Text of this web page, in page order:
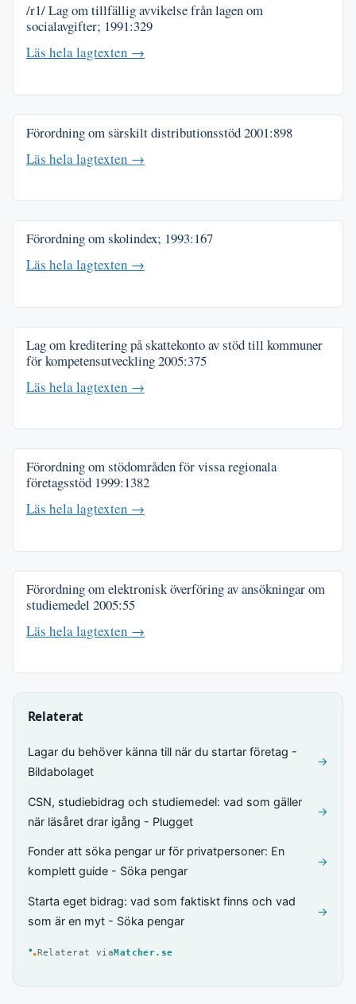
/r1/ Lag om tillfällig avvikelse från lagen om
socialavgifter; 1991:329
Läs hela lagtexten →
Förordning om särskilt distributionsstöd2001:898
Läs hela lagtexten →
Förordning om skolindex; 1993:167
Läs hela lagtexten →
Lag om kreditering på skattekonto av stöd till kommuner
för kompetensutveckling2005:375
Läs hela lagtexten →
Förordning om stödområden för vissa regionala
företagsstöd 1999:1382
Läs hela lagtexten →
Förordning om elektronisk överföring av ansökningar om
studiemedel 2005:55
Läs hela lagtexten →
Relaterat
Lagar du behöver känna till när du startar företag -
Bildabolaget
→
CSN, studiebidrag och studiemedel: vad som gäller
när läsåret drar igång - Plugget
→
Fonder att söka pengar ur för privatpersoner: En
komplett guide - Söka pengar
→
Starta eget bidrag: vad som faktiskt finns och vad
som är en myt - Söka pengar
→
Relaterat viaMatcher.se